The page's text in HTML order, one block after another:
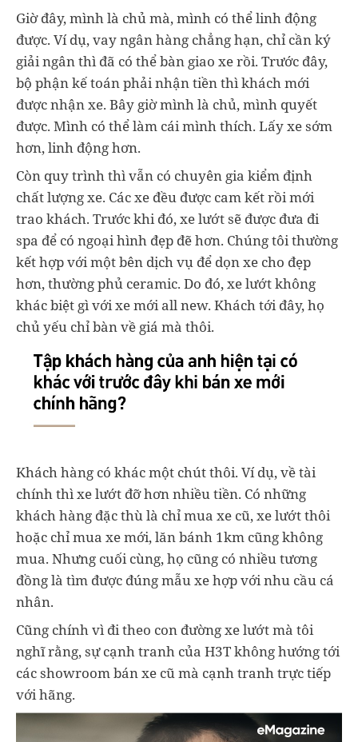
Giờ đây, mình là chủ mà, mình có thể linh động
được. Ví dụ, vay ngân hàng chẳng hạn, chỉ cần ký
giải ngân thì đã có thể bàn giao xe rồi. Trước đây,
bộ phận kế toán phải nhận tiền thì khách mới
được nhận xe. Bây giờ mình là chủ, mình quyết
được. Mình có thể làm cái mình thích. Lấy xe sớm
hơn, linh động hơn.
Còn quy trình thì vẫn có chuyên gia kiểm định
chất lượng xe. Các xe đều được cam kết rồi mới
trao khách. Trước khi đó, xe lướt sẽ được đưa đi
spa để có ngoại hình đẹp đẽ hơn. Chúng tôi thường
kết hợp với một bên dịch vụ để dọn xe cho đẹp
hơn, thường phủ ceramic. Do đó, xe lướt không
khác biệt gì với xe mới all new. Khách tới đây, họ
chủ yếu chỉ bàn về giá mà thôi.
Khách hàng có khác một chút thôi. Ví dụ, về tài
chính thì xe lướt đỡ hơn nhiều tiền. Có những
khách hàng đặc thù là chỉ mua xe cũ, xe lướt thôi
hoặc chỉ mua xe mới, lăn bánh 1km cũng không
mua. Nhưng cuối cùng, họ cũng có nhiều tương
đồng là tìm được đúng mẫu xe hợp với nhu cầu cá
nhân.
Cũng chính vì đi theo con đường xe lướt mà tôi
nghĩ rằng, sự cạnh tranh của H3T không hướng tới
các showroom bán xe cũ mà cạnh tranh trực tiếp
với hãng.